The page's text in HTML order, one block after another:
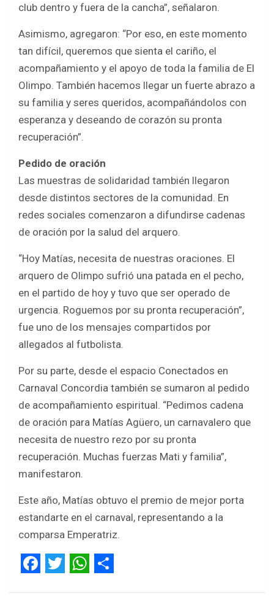
club dentro y fuera de la cancha”, señalaron.
Asimismo, agregaron: “Por eso, en este momento
tan difícil, queremos que sienta el cariño, el
acompañamiento y el apoyo de toda la familia de El
Olimpo. También hacemos llegar un fuerte abrazo a
su familia y seres queridos, acompañándolos con
esperanza y deseando de corazón su pronta
recuperación”.
Pedido de oración
Las muestras de solidaridad también llegaron
desde distintos sectores de la comunidad. En
redes sociales comenzaron a difundirse cadenas
de oración por la salud del arquero.
“Hoy Matías, necesita de nuestras oraciones. El
arquero de Olimpo sufrió una patada en el pecho,
en el partido de hoy y tuvo que ser operado de
urgencia. Roguemos por su pronta recuperación”,
fue uno de los mensajes compartidos por
allegados al futbolista.
Por su parte, desde el espacio Conectados en
Carnaval Concordia también se sumaron al pedido
de acompañamiento espiritual. “Pedimos cadena
de oración para Matías Agüero, un carnavalero que
necesita de nuestro rezo por su pronta
recuperación. Muchas fuerzas Mati y familia”,
manifestaron.
Este año, Matías obtuvo el premio de mejor porta
estandarte en el carnaval, representando a la
comparsa Emperatriz.